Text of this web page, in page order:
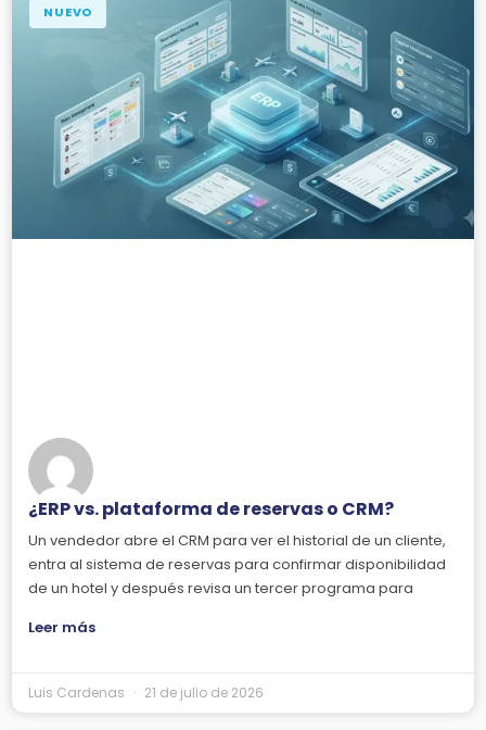
NUEVO
¿ERP vs. plataforma de reservas o CRM?
Un vendedor abre el CRM para ver el historial de un cliente,
entra al sistema de reservas para confirmar disponibilidad
de un hotel y después revisa un tercer programa para
Leer más
Luis Cardenas 21 de julio de 2026